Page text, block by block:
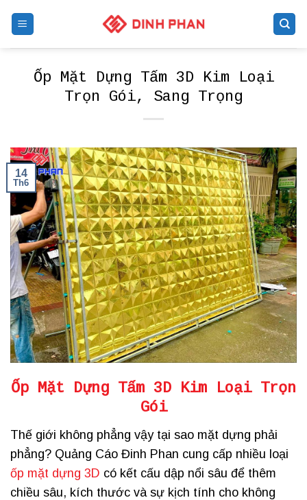
Ốp Mặt Dựng Tấm 3D Kim Loại
Trọn Gói, Sang Trọng
14
Th6
Ốp Mặt Dựng Tấm 3D Kim Loại Trọn
Gói
Thế giới không phẳng vậy tại sao mặt dựng phải
phẳng? Quảng Cáo Đinh Phan cung cấp nhiều loại
ốp mặt dựng 3D có kết cấu dập nổi sâu để thêm
chiều sâu, kích thước và sự kịch tính cho không